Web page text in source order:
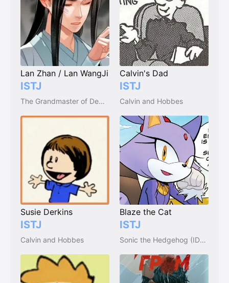
Lan Zhan / Lan WangJi
ISTJ
The Grandmaster of Demonic Cultivation / Mo Dao Zu Shi
Calvin's Dad
ISTJ
Calvin and Hobbes
Susie Derkins
ISTJ
Calvin and Hobbes
Blaze the Cat
ISTJ
Sonic the Hedgehog (IDW comic series)